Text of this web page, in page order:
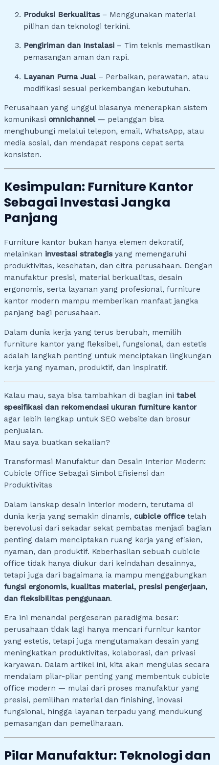
Produksi Berkualitas– Menggunakan material
pilihan dan teknologi terkini.
Pengiriman dan Instalasi – Tim teknis memastikan
pemasangan aman dan rapi.
Layanan Purna Jual – Perbaikan, perawatan, atau
modifikasi sesuai perkembangan kebutuhan.
Perusahaan yang unggul biasanya menerapkan sistem
komunikasi omnichannel — pelanggan bisa
menghubungi melalui telepon, email, WhatsApp, atau
media sosial, dan mendapat respons cepat serta
konsisten.
Kesimpulan: Furniture Kantor
Sebagai Investasi Jangka
Panjang
Furniture kantor bukan hanya elemen dekoratif,
melainkan investasi strategisyang memengaruhi
produktivitas, kesehatan, dan citra perusahaan. Dengan
manufaktur presisi, material berkualitas, desain
ergonomis, serta layanan yang profesional, furniture
kantor modern mampu memberikan manfaat jangka
panjang bagi perusahaan.
Dalam dunia kerja yang terus berubah, memilih
furniture kantor yang fleksibel, fungsional, dan estetis
adalah langkah penting untuk menciptakan lingkungan
kerja yang nyaman, produktif, dan inspiratif.
Kalau mau, saya bisa tambahkan di bagian ini tabel
spesifikasi dan rekomendasi ukuran furniture kantor
agar lebih lengkap untuk SEO website dan brosur
penjualan.
Mau saya buatkan sekalian?
Transformasi Manufaktur dan Desain Interior Modern:
Cubicle Office Sebagai Simbol Efisiensi dan
Produktivitas
Dalam lanskap desain interior modern, terutama di
dunia kerja yang semakin dinamis, cubicle officetelah
berevolusi dari sekadar sekat pembatas menjadi bagian
penting dalam menciptakan ruang kerja yang efisien,
nyaman, dan produktif. Keberhasilan sebuah cubicle
office tidak hanya diukur dari keindahan desainnya,
tetapi juga dari bagaimana ia mampu menggabungkan
fungsi ergonomis, kualitas material, presisi pengerjaan,
dan fleksibilitas penggunaan.
Era ini menandai pergeseran paradigma besar:
perusahaan tidak lagi hanya mencari furnitur kantor
yang estetis, tetapi juga mengutamakan desain yang
meningkatkan produktivitas, kolaborasi, dan privasi
karyawan. Dalam artikel ini, kita akan mengulas secara
mendalam pilar-pilar penting yang membentuk cubicle
office modern — mulai dari proses manufaktur yang
presisi, pemilihan material dan finishing, inovasi
fungsional, hingga layanan terpadu yang mendukung
pemasangan dan pemeliharaan.
Pilar Manufaktur: Teknologi dan